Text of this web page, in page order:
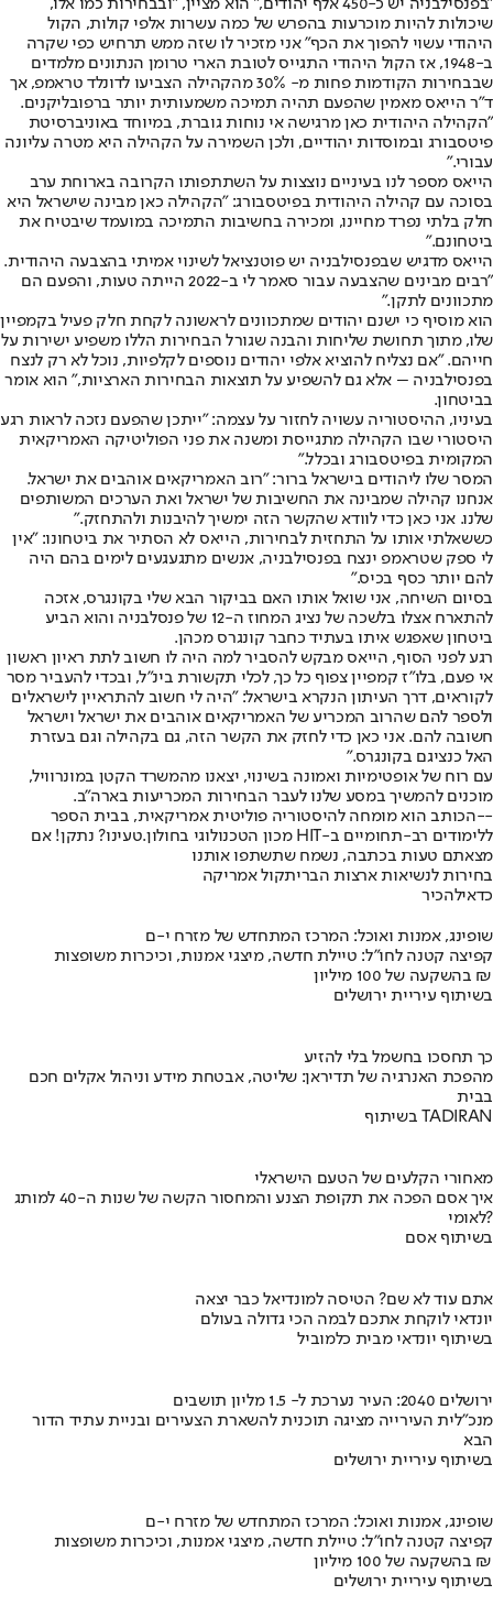
"בפנסילבניה יש כ-450 אלף יהודים," הוא מציין, "ובבחירות כמו אלו,
שיכולות להיות מוכרעות בהפרש של כמה עשרות אלפי קולות, הקול
היהודי עשוי להפוך את הכף" אני מזכיר לו שזה ממש תרחיש כפי שקרה
ב-1948, אז הקול היהודי התגייס לטובת הארי טרומן הנתונים מלמדים
שבבחירות הקודמות פחות מ- 30% מהקהילה הצביעו לדונלד טראמפ, אך
ד"ר הייאס מאמין שהפעם תהיה תמיכה משמעותית יותר ברפובליקנים.
"הקהילה היהודית כאן מרגישה אי נוחות גוברת, במיוחד באוניברסיטת
פיטסבורג ובמוסדות יהודיים, ולכן השמירה על הקהילה היא מטרה עליונה
עבורי."
הייאס מספר לנו בעיניים נוצצות על השתתפותו הקרובה בארוחת ערב
בסוכה עם קהילה היהודית בפיטסבורג: "הקהילה כאן מבינה שישראל היא
חלק בלתי נפרד מחיינו, ומכירה בחשיבות התמיכה במועמד שיבטיח את
ביטחונם."
הייאס מדגיש שבפנסילבניה יש פוטנציאל לשינוי אמיתי בהצבעה היהודית.
"רבים מבינים שהצבעה עבור סאמר לי ב-2022 הייתה טעות, והפעם הם
מתכוונים לתקן."
הוא מוסיף כי ישנם יהודים שמתכוונים לראשונה לקחת חלק פעיל בקמפיין
שלו, מתוך תחושת שליחות והבנה שגורל הבחירות הללו משפיע ישירות על
חייהם. "אם נצליח להוציא אלפי יהודים נוספים לקלפיות, נוכל לא רק לנצח
בפנסילבניה – אלא גם להשפיע על תוצאות הבחירות הארציות," הוא אומר
בביטחון.
בעיניו, ההיסטוריה עשויה לחזור על עצמה: "ייתכן שהפעם נזכה לראות רגע
היסטורי שבו הקהילה מתגייסת ומשנה את פני הפוליטיקה האמריקאית
המקומית בפיטסבורג ובכלל."
המסר שלו ליהודים בישראל ברור: "רוב האמריקאים אוהבים את ישראל.
אנחנו קהילה שמבינה את החשיבות של ישראל ואת הערכים המשותפים
שלנו. אני כאן כדי לוודא שהקשר הזה ימשיך להיבנות ולהתחזק."
כששאלתי אותו על התחזית לבחירות, הייאס לא הסתיר את ביטחונו: "אין
לי ספק שטראמפ ינצח בפנסילבניה, אנשים מתגעגעים לימים בהם היה
להם יותר כסף בכיס."
בסיום השיחה, אני שואל אותו האם בביקור הבא שלי בקונגרס, אזכה
להתארח אצלו בלשכה של נציג המחוז ה-12 של פנסלבניה והוא הביע
ביטחון שאפגש איתו בעתיד כחבר קונגרס מכהן.
רגע לפני הסוף, הייאס מבקש להסביר למה היה לו חשוב לתת ראיון ראשון
אי פעם, בלו"ז קמפיין צפוף כל כך, לכלי תקשורת בינ"ל, ובכדי להעביר מסר
לקוראים, דרך העיתון הנקרא בישראל: "היה לי חשוב להתראיין לישראלים
ולספר להם שהרוב המכריע של האמריקאים אוהבים את ישראל וישראל
חשובה להם. אני כאן כדי לחזק את הקשר הזה, גם בקהילה וגם בעזרת
האל כנציגם בקונגרס."
עם רוח של אופטימיות ואמונה בשינוי, יצאנו מהמשרד הקטן במונרוויל,
מוכנים להמשיך במסע שלנו לעבר הבחירות המכריעות בארה"ב.
--הכותב הוא מומחה להיסטוריה פוליטית אמריקאית, בבית הספר
ללימודים רב-תחומיים ב-HIT מכון הטכנולוגי בחולון.
טעינו? נתקן! אם
מצאתם טעות בכתבה, נשמח שתשתפו אותנו
בחירות לנשיאות ארצות הבריתקול אמריקה
כדאילהכיר
שופינג, אמנות ואוכל: המרכז המתחדש של מזרח י-ם
קפיצה קטנה לחו"ל: טיילת חדשה, מיצגי אמנות, וכיכרות משופצות
בהשקעה של 100 מיליון ₪
בשיתוף עיריית ירושלים
כך תחסכו בחשמל בלי להזיע
מהפכת האנרגיה של תדיראן: שליטה, אבטחת מידע וניהול אקלים חכם
בבית
בשיתוף TADIRAN
מאחורי הקלעים של הטעם הישראלי
איך אסם הפכה את תקופת הצנע והמחסור הקשה של שנות ה-40 למותג
לאומי?
בשיתוף אסם
אתם עוד לא שם? הטיסה למונדיאל כבר יצאה
יונדאי לוקחת אתכם לבמה הכי גדולה בעולם
בשיתוף יונדאי מבית כלמוביל
ירושלים 2040: העיר נערכת ל- 1.5 מליון תושבים
מנכ"לית העירייה מציגה תוכנית להשארת הצעירים ובניית עתיד הדור
הבא
בשיתוף עיריית ירושלים
שופינג, אמנות ואוכל: המרכז המתחדש של מזרח י-ם
קפיצה קטנה לחו"ל: טיילת חדשה, מיצגי אמנות, וכיכרות משופצות
בהשקעה של 100 מיליון ₪
בשיתוף עיריית ירושלים